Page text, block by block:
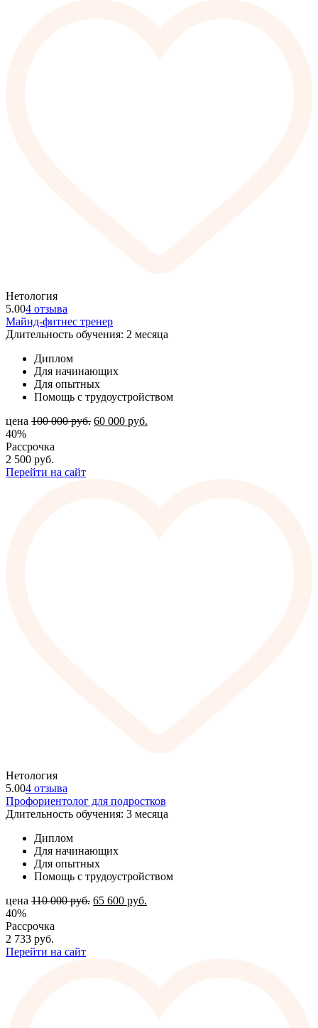
Нетология
5.004 отзыва
Майнд-фитнес тренер
Длительность обучения: 2 месяца
Диплом
Для начинающих
Для опытных
Помощь с трудоустройством
цена 100 000руб. 60 000 руб.
40%
Рассрочка
2 500 руб.
Перейти на сайт
Нетология
5.004 отзыва
Профориентолог для подростков
Длительность обучения: 3 месяца
Диплом
Для начинающих
Для опытных
Помощь с трудоустройством
цена 110 000руб. 65 600 руб.
40%
Рассрочка
2 733 руб.
Перейти на сайт